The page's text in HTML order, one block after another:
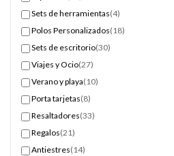
Sets de herramientas(4)
Polos Personalizados(18)
Sets de escritorio(30)
Viajes y Ocio(27)
Verano y playa(10)
Porta tarjetas(8)
Resaltadores(33)
Regalos(21)
Antiestres(14)